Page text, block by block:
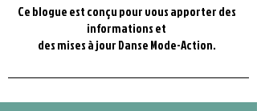
Ce blogue est conçu pour vous apporter des
informations et
des mises à jour Danse Mode-Action.